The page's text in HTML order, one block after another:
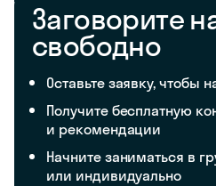
Заговорите
свободно
Оставьте заявку, чтобы
Получите бесплатную
и рекомендации
Начните заниматься в
или индивидуально